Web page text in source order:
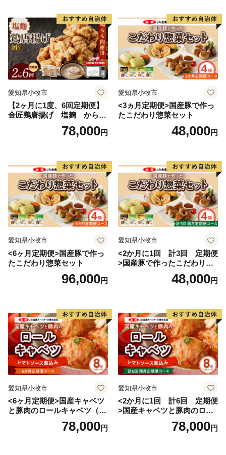
愛知県小牧市
【2ヶ月に1度、6回定期便】
金匠鶏唐揚げ 塩麹 からあ
78,000円
愛知県小牧市
<3ヵ月定期便>国産豚で作っ
たこだわり惣菜セット
48,000円
愛知県小牧市
<6ヶ月定期便>国産豚で作っ
たこだわり惣菜セット
96,000円
愛知県小牧市
<2か月に1回 計3回 定期便
>国産豚で作ったこだわり惣
48,000円
愛知県小牧市
<6ヶ月定期便>国産キャベツ
と豚肉のロールキャベツ（4P
78,000円
愛知県小牧市
<2か月に1回 計6回 定期便
>国産キャベツと豚肉のロー
ルキャベツ（4P入り）
78,000円